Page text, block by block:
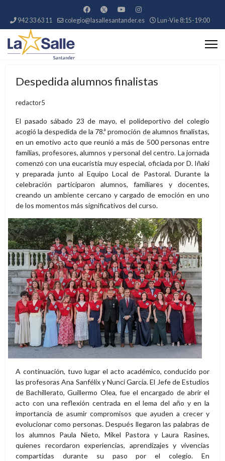
942 33 63 11 colegio@lasallesantander.es Lun-Vie 8:15-19:00
Despedida alumnos finalistas
redactor5
El pasado sábado 23 de mayo, el polideportivo del colegio
acogió la despedida de la 78.ª promoción de alumnos finalistas,
en un emotivo acto que reunió a más de 500 personas entre
familias, profesores, alumnos y personal del centro. La jornada
comenzó con una eucaristía muy especial, oficiada por D. Iñaki
y preparada junto al Equipo Local de Pastoral. Durante la
celebración participaron alumnos, familiares y docentes,
creando un ambiente cercano y cargado de emoción en uno
de los momentos más significativos del curso.
A continuación, tuvo lugar el acto académico, conducido por
las profesoras Ana Sanfélix y Nunci García. El Jefe de Estudios
de Bachillerato, Guillermo Olea, fue el encargado de abrir el
acto con una reflexión centrada en el lema del año y en la
importancia de asumir compromisos que ayuden a crecer y
evolucionar como personas. Después llegaron las palabras de
los alumnos Paula Nieto, Mikel Pastora y Laura Rasines,
quienes recordaron experiencias, aprendizajes y vivencias
compartidas durante su paso por el colegio. En